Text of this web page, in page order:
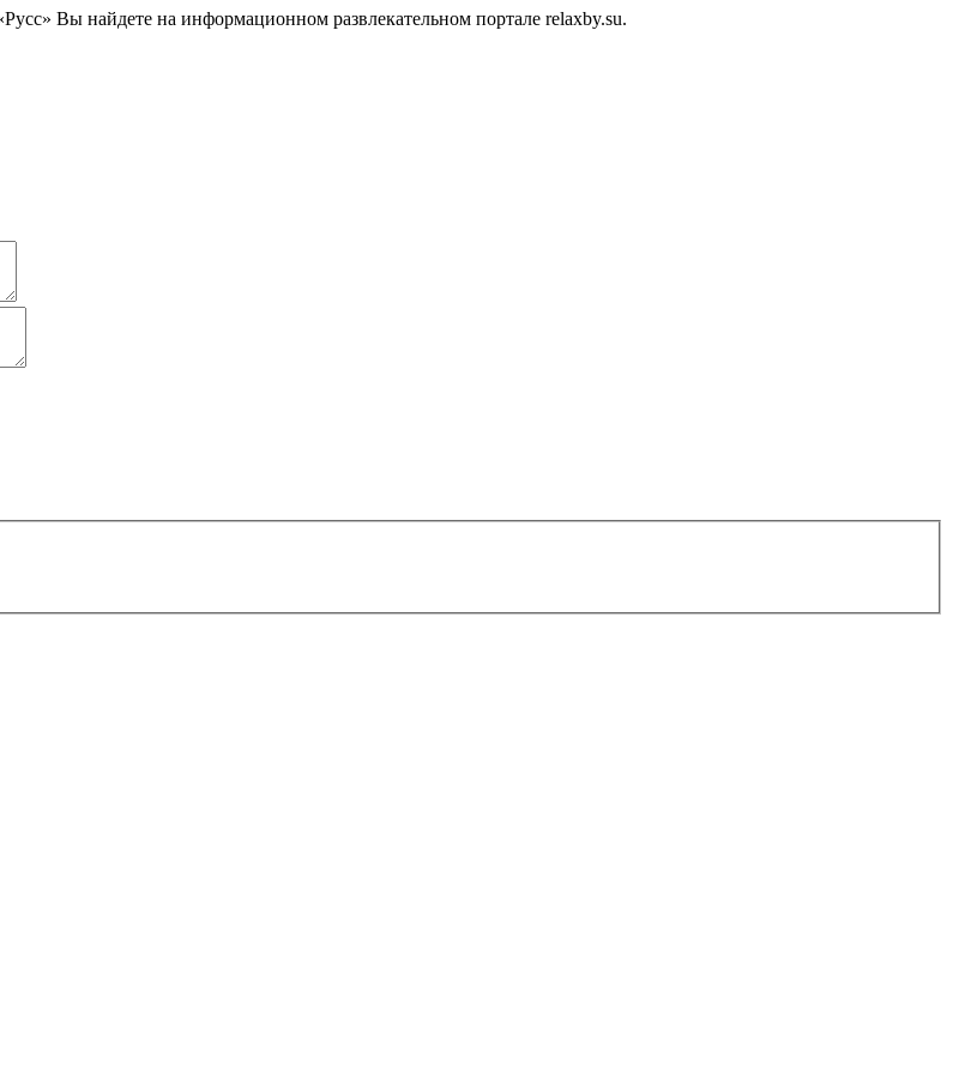
Вы найдете на информационном развлекательном портале relaxby.su.